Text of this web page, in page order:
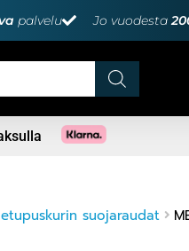
palvelu Jo vuodesta
suojaraudat